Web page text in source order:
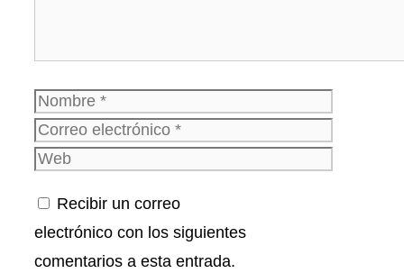
Nombre
Correo
electrónico
Web
Recibir un correo
electrónico con los siguientes
comentarios a esta entrada.